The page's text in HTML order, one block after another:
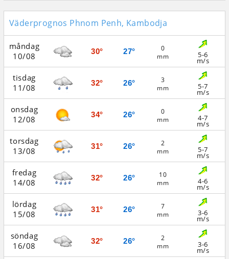
Väderprognos Phnom Penh, Kambodja
måndag
10/08
tisdag
11/08
onsdag
12/08
torsdag
13/08
fredag
14/08
lördag
15/08
söndag
16/08
30°
32°
34°
31°
32°
31°
32°
27°
26°
26°
26°
26°
26°
26°
0
mm
3
mm
0
mm
2
mm
10
mm
7
mm
2
mm
5-6
m/s
5-7
m/s
4-7
m/s
5-7
m/s
4-6
m/s
3-6
m/s
3-6
m/s